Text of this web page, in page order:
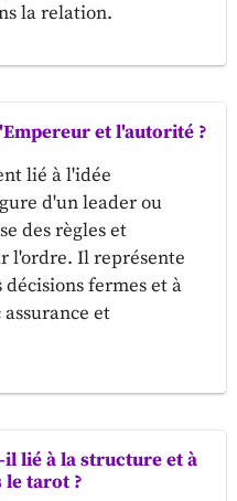
la relation.
et l'autorité ?
lié à l'idée
d'un leader ou
des règles et
l'ordre. Il représente
fermes et à
et
lié à la structure et à
tarot ?